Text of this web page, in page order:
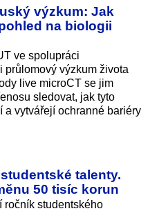
výzkum: Jak
na biologii
ve spolupráci
průlomový výzkum života
live microCT se jim
sledovat, jak tyto
a vytvářejí ochranné bariéry
talenty.
50 tisíc korun
ročník studentského